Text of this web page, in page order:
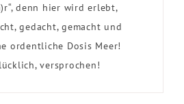
denn hier wird erlebt,
gedacht, gemacht und
ordentliche Dosis Meer!
versprochen!